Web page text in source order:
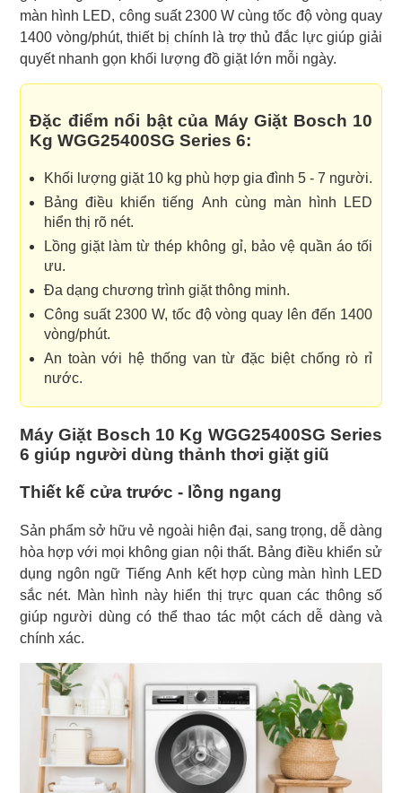
màn hình LED, công suất 2300 W cùng tốc độ vòng quay
1400 vòng/phút, thiết bị chính là trợ thủ đắc lực giúp giải
quyết nhanh gọn khối lượng đồ giặt lớn mỗi ngày.
Đặc điểm nổi bật của Máy Giặt Bosch 10
Kg WGG25400SG Series 6:
Khối lượng giặt 10 kg phù hợp gia đình 5 - 7 người.
Bảng điều khiển tiếng Anh cùng màn hình LED
hiển thị rõ nét.
Lồng giặt làm từ thép không gỉ, bảo vệ quần áo tối
ưu.
Đa dạng chương trình giặt thông minh.
Công suất 2300 W, tốc độ vòng quay lên đến 1400
vòng/phút.
An toàn với hệ thống van từ đặc biệt chống rò rỉ
nước.
Máy Giặt Bosch 10 Kg WGG25400SG Series
6 giúp người dùng thảnh thơi giặt giũ
Thiết kế cửa trước - lồng ngang
Sản phẩm sở hữu vẻ ngoài hiện đại, sang trọng, dễ dàng
hòa hợp với mọi không gian nội thất. Bảng điều khiển sử
dụng ngôn ngữ Tiếng Anh kết hợp cùng màn hình LED
sắc nét. Màn hình này hiển thị trực quan các thông số
giúp người dùng có thể thao tác một cách dễ dàng và
chính xác.